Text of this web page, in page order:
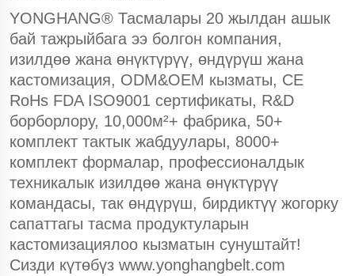
YONGHANG® Тасмалары 20 жылдан ашык
бай тажрыйбага ээ болгон компания,
изилдөө жана өнүктүрүү, өндүрүш жана
кастомизация, ODM&OEM кызматы, CE
RoHs FDA ISO9001 сертификаты, R&D
борборлору, 10,000м²+ фабрика, 50+
комплект тактык жабдуулары, 8000+
комплект формалар, профессионалдык
техникалык изилдөө жана өнүктүрүү
командасы, так өндүрүш, бирдиктүү жогорку
сапаттагы тасма продуктуларын
кастомизациялоо кызматын сунуштайт!
Сизди күтөбүз www.yonghangbelt.com